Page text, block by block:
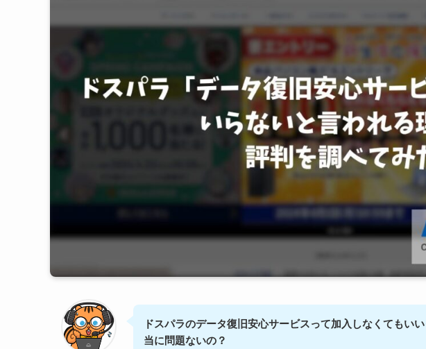
ドスパラのデータ復旧安心サービスって加入しなくてもい
当に問題ないの？